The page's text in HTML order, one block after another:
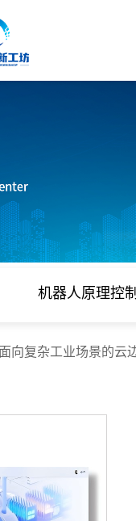
机器人原理控
面向复杂工业场景的云